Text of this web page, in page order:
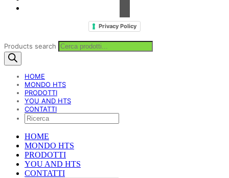
Privacy Policy
Products search
HOME
MONDO HTS
PRODOTTI
YOU AND HTS
CONTATTI
HOME
MONDO HTS
PRODOTTI
YOU AND HTS
CONTATTI